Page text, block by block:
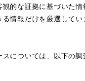
的な証拠に基づいた情
情報だけを厳選してい
スについては、以下の